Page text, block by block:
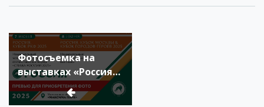
Навигация
по
записям
Фотосъемка на
выставках «Россия»
7-8.06.25 Превью для
выбора